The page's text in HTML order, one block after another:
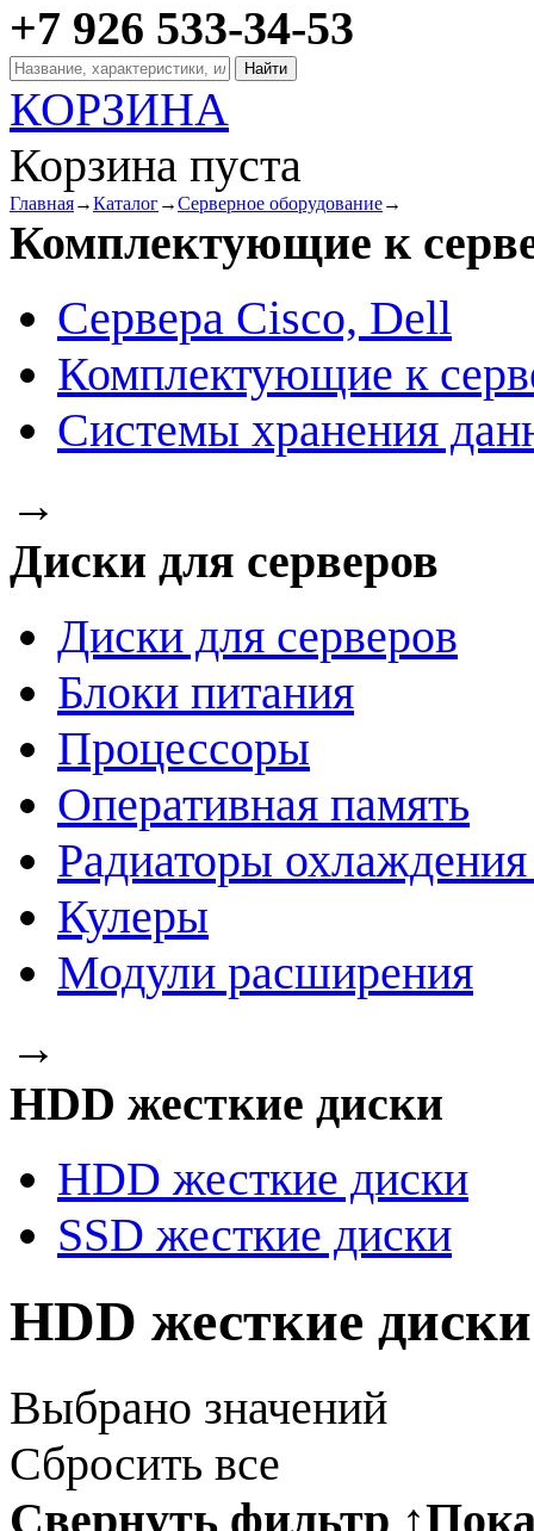
+7 926 533-34-53
КОРЗИНА
Корзина пуста
Главная→Каталог→Серверное оборудование→
Комплектующие к
Сервера Cisco, Dell
Комплектующие к
Системы хранения
→
Диски для серверов
Диски для серверов
Блоки питания
Процессоры
Оперативная память
Радиаторы
Кулеры
Модули расширения
→
HDD жесткие диски
HDD жесткие диски
SSD жесткие диски
HDD жесткие диски
Выбрано значений
Сбросить все
Свернуть фильтр ↑